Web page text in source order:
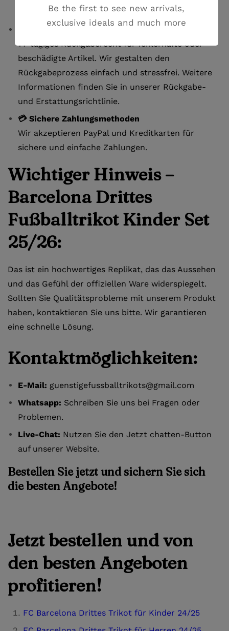
Wir antworten innerhalb von 24 Stunden.
14-tägiges Rückgaberecht für fehlerhafte oder
beschädigte Artikel. Wir gestalten den
Rückgabeprozess einfach und stressfrei. Weitere
Informationen finden Sie in unserer Rückgabe-
und Erstattungsrichtlinie.
💳 Sichere Zahlungsmethoden
Wir akzeptieren PayPal und Kreditkarten für
sichere und einfache Zahlungen.
Wichtiger Hinweis –
Barcelona Drittes
Fußballtrikot Kinder Set
25/26:
Das ist ein hochwertiges Replikat, das das Aussehen
und das Gefühl der offiziellen Ware widerspiegelt.
Sollten Sie Qualitätsprobleme mit unserem Produkt
haben, kontaktieren Sie uns bitte. Wir garantieren
eine schnelle Lösung.
Kontaktmöglichkeiten:
E-Mail: guenstigefussballtrikots@gmail.com
Whatsapp: Schreiben Sie uns bei Fragen oder
Problemen.
Live-Chat: Nutzen Sie den Jetzt chatten-Button
auf unserer Website.
Bestellen Sie jetzt und sichern Sie sich
die besten Angebote!
Jetzt bestellen und von
den besten Angeboten
profitieren!
FC Barcelona Drittes Trikot für Kinder 24/25
Be the first to see new arrivals,
exclusive ideals and much more